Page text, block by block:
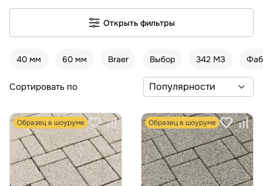
Открыть фильтры
40 мм 60 мм Braer Выбор 342 МЗ
Сортировать по
Образец в шоуруме Образец в шоуруме